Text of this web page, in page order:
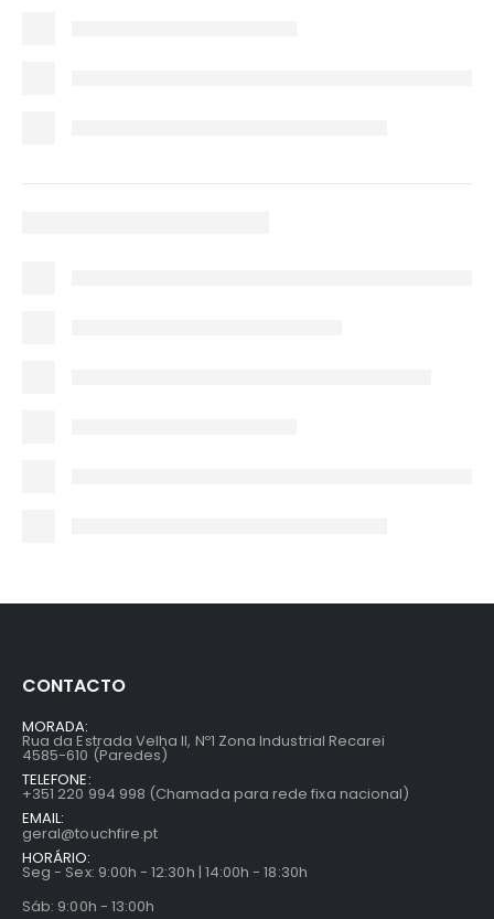
CONTACTO
MORADA:
Rua da Estrada Velha II, Nº1 Zona Industrial Recarei
4585-610 (Paredes)
TELEFONE:
+351 220 994 998 (Chamada para rede fixa nacional)
EMAIL:
geral@touchfire.pt
HORÁRIO:
Seg - Sex: 9:00h - 12:30h | 14:00h - 18:30h
Sáb: 9:00h - 13:00h